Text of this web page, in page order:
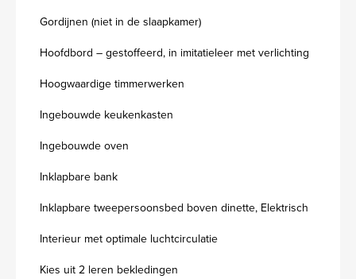
Gordijnen (niet in de slaapkamer)
Hoofdbord – gestoffeerd, in imitatieleer met verlichting
Hoogwaardige timmerwerken
Ingebouwde keukenkasten
Ingebouwde oven
Inklapbare bank
Inklapbare tweepersoonsbed boven dinette, Elektrisch
Interieur met optimale luchtcirculatie
Kies uit 2 leren bekledingen